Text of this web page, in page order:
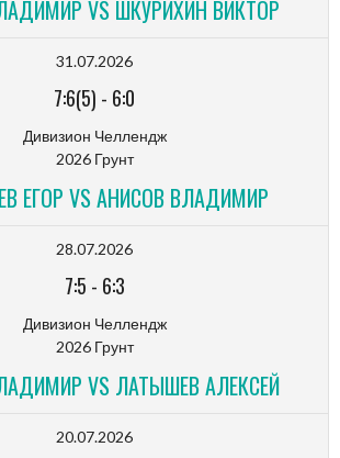
VS ШКУРИХИН ВИКТОР
31.07.2026
7:6(5) - 6:0
Дивизион Челлендж
2026 Грунт
ЕГОР VS АНИСОВ ВЛАДИМИР
28.07.2026
7:5 - 6:3
Дивизион Челлендж
2026 Грунт
VS ЛАТЫШЕВ АЛЕКСЕЙ
20.07.2026